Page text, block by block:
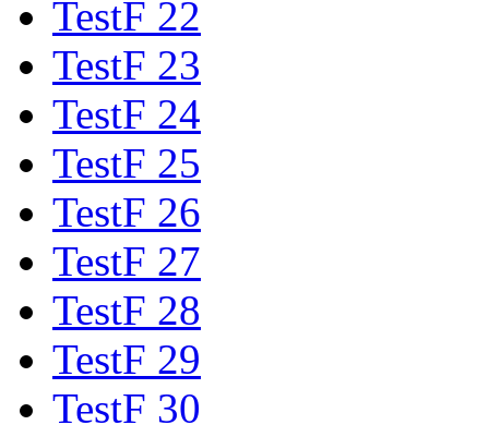
TestF 22
TestF 23
TestF 24
TestF 25
TestF 26
TestF 27
TestF 28
TestF 29
TestF 30